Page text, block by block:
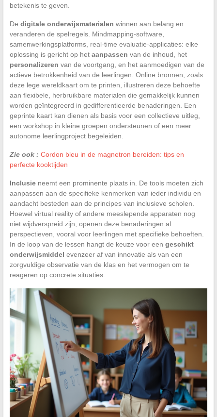
betekenis te geven.
De digitale onderwijsmaterialen winnen aan belang en
veranderen de spelregels. Mindmapping-software,
samenwerkingsplatforms, real-time evaluatie-applicaties: elke
oplossing is gericht op het aanpassen van de inhoud, het
personalizeren van de voortgang, en het aanmoedigen van de
actieve betrokkenheid van de leerlingen. Online bronnen, zoals
deze lege wereldkaart om te printen, illustreren deze behoefte
aan flexibele, herbruikbare materialen die gemakkelijk kunnen
worden geïntegreerd in gedifferentieerde benaderingen. Een
geprinte kaart kan dienen als basis voor een collectieve uitleg,
een workshop in kleine groepen ondersteunen of een meer
autonome leerlingproject begeleiden.
Zie ook : Cordon bleu in de magnetron bereiden: tips en
perfecte kooktijden
Inclusieneemt een prominente plaats in. De tools moeten zich
aanpassen aan de specifieke kenmerken van ieder individu en
aandacht besteden aan de principes van inclusieve scholen.
Hoewel virtual reality of andere meeslepende apparaten nog
niet wijdverspreid zijn, openen deze benaderingen al
perspectieven, vooral voor leerlingen met specifieke behoeften.
In de loop van de lessen hangt de keuze voor een geschikt
onderwijsmiddel evenzeer af van innovatie als van een
zorgvuldige observatie van de klas en het vermogen om te
reageren op concrete situaties.